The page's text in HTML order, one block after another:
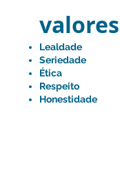
valores
Lealdade
Seriedade
Ética
Respeito
Honestidade